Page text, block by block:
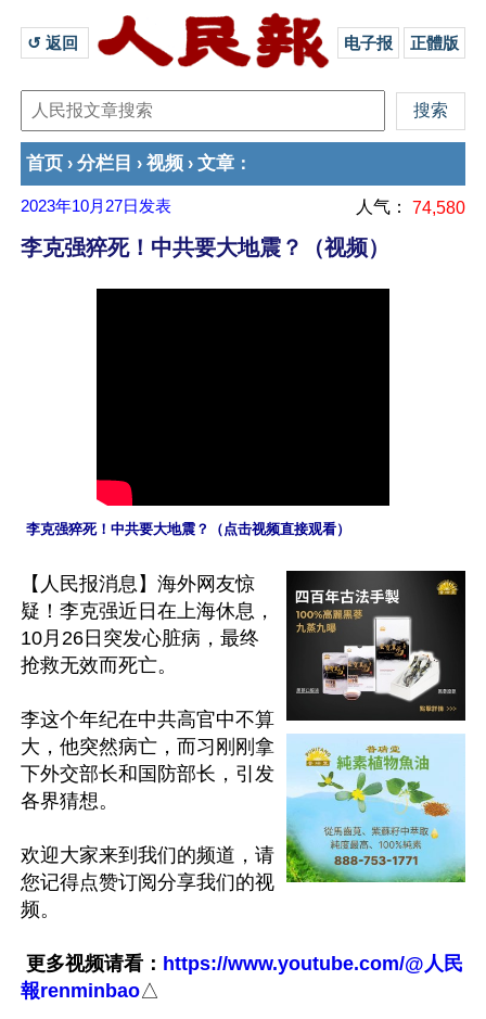
↺ 返回 电子报 正體版
首页 › 分栏目 › 视频 › 文章 ：
2023年10月27日 发表 人气： 74,580
李克强猝死！中共要大地震？（视频）
李克强猝死！中共要大地震？（点击视频直接观看）
【人民报消息】海外网友惊
疑！李克强近日在上海休息，
10月26日突发心脏病，最终
抢救无效而死亡。
李这个年纪在中共高官中不算
大，他突然病亡，而习刚刚拿
下外交部长和国防部长，引发
各界猜想。
欢迎大家来到我们的频道，请
您记得点赞订阅分享我们的视
频。
更多视频请看： https://www.youtube.com/@人民
報renminbao